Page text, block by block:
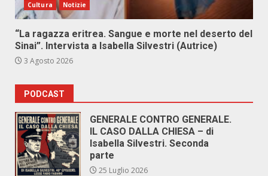
Cultura Notizie
“La ragazza eritrea. Sangue e morte nel deserto del
Sinai”. Intervista a Isabella Silvestri (Autrice)
3 Agosto 2026
PODCAST
GENERALE CONTRO GENERALE.
IL CASO DALLA CHIESA – di
Isabella Silvestri. Seconda
parte
25 Luglio 2026